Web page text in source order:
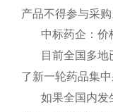
产品不得参与采购
中标药企：价
目前全国多地
了新一轮药品集
如果全国内发